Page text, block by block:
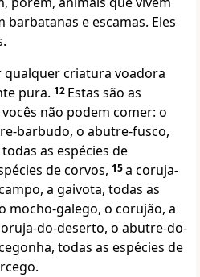
barbatanas e escamas. Eles
qualquer criatura voadora
pura. 12 Estas são as
não podem comer: o
barbudo, o abutre-fusco,
as espécies de
de corvos, 15a coruja-
a gaivota, todas as
mocho-galego, o corujão, a
do-deserto, o abutre-do-
todas as espécies de